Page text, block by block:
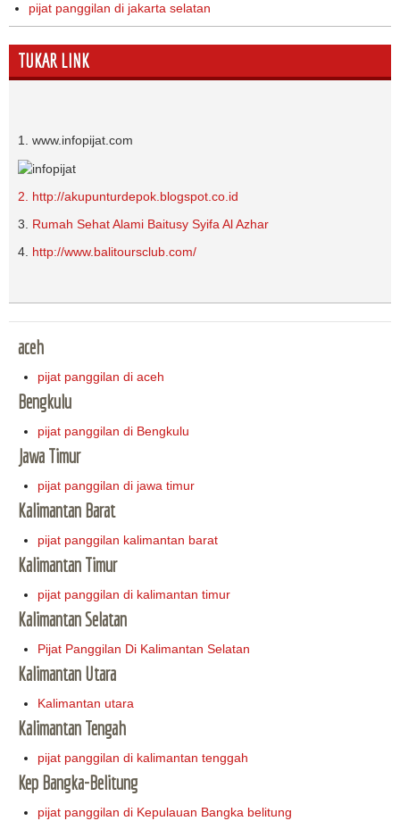
pijat panggilan di jakarta selatan
TUKAR LINK
1. www.infopijat.com
2. http://akupunturdepok.blogspot.co.id
3. Rumah Sehat Alami Baitusy Syifa Al Azhar
4. http://www.balitoursclub.com/
aceh
pijat panggilan di aceh
Bengkulu
pijat panggilan di Bengkulu
Jawa Timur
pijat panggilan di jawa timur
Kalimantan Barat
pijat panggilan kalimantan barat
Kalimantan Timur
pijat panggilan di kalimantan timur
Kalimantan Selatan
Pijat Panggilan Di Kalimantan Selatan
Kalimantan Utara
Kalimantan utara
Kalimantan Tengah
pijat panggilan di kalimantan tenggah
Kep Bangka-Belitung
pijat panggilan di Kepulauan Bangka belitung